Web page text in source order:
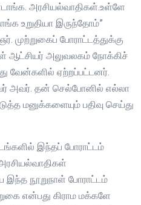
அரசியல்வாதிகள்.உள்ளே
உறுதியா இருந்தோம்”
முற்றுகைப் போராட்டத்துக்கு
ஆட்சியர் அலுவலகம் நோக்கிச்
வேன்களில் ஏற்றப்பட்டனர்.
அவர். தன் செல்போனில் எல்லா
மனுக்களையும் பதிவு செய்து
இந்தப் போராட்டம்
நூறுநாள் போராட்டம்
என்பது கிராம மக்களே